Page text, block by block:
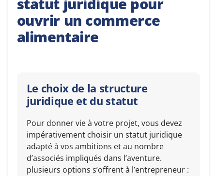
ouvrir un commerce
alimentaire
Le choix de la structure
juridique et du statut
Pour donner vie à votre projet, vous devez
impérativement choisir un statut juridique
adapté à vos ambitions et au nombre
d’associés impliqués dans l’aventure.
plusieurs options s’offrent à l’entrepreneur :